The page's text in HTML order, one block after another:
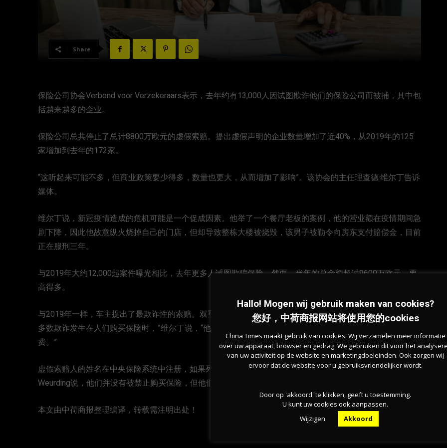
Share
保险公司协会Verbond voor Verzekeraars表示，去年约有13,000人因试图欺诈他们的保险公司而被捕，其中包
括越来越多的企业。
保险公司总共停止了总计8800万欧元的虚假索赔。提出虚假声明的企业数量增加了近40%，从2019年的125
家增加到去年的172家。
“这听起来可能不多，但商业政策要少得多，数量也更大，从而增加了影响”。该协会的主任理查德·维尔丁告诉
媒体。
维尔丁说，新冠疫情造成的危机可能是一个促成因素。他举了一个餐厅老板的案例，他的营业额在疫情期间急
剧下降，因此他故意纵火烧掉自己的门店，但却导致整栋大楼被烧毁，该男子被勒令向房东支付赔偿金，目前
正在服刑三年。
与2019年大约12,000起案件曝光相比，去年更多人试图欺骗保险。然而，当年的总金额超过9600万欧元，要
高得多。
与2019年一样，车主提出了最欺诈性的索赔。双重索赔和夸大损害是获得更高赔付的最常见尝试之一。“但大
多数欺诈发生在人们购买保险时，”维尔丁说，“他们向保险公司提供虚假信息，以便让自己少交一些保险
费。”
虚假索赔人的姓名在中央保险系统中注册，如果列出的任何人想要购买保险，保险公司会自动收到通知。
Weurding说，他们并没有被禁止购买保险，但他们可能会受到一些条件的限制。
本文由中荷商报整理编译，转载需注明出处！
Hallo! Mogen wij gebruik maken van cookies?
您好，中荷商报网站将使用您的cookies
China Times maakt gebruik van cookies. Wij verzamelen meer informatie
over uw apparaat, browser en gedrag. We gebruiken dit voor het
van uw activiteit op de website en marketingdoeleinden. Ook zorgen wij
ervoor dat de website voor u gebruiksvriendelijker wordt.
Door op 'akkoord' te klikken, geeft u toestemming.
U kunt uw cookies ook aanpassen.
Wijzigen
Akkoord